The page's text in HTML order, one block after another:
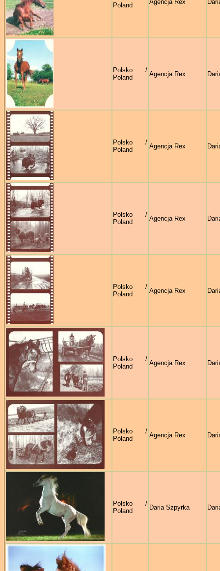
Poland
Agencja Rex
Polsko /
Poland
Agencja Rex
Polsko /
Poland
Agencja Rex
Polsko /
Poland
Agencja Rex
Polsko /
Poland
Agencja Rex
Polsko /
Poland
Agencja Rex
Polsko /
Poland
Agencja Rex
Polsko /
Poland
Daria Szpyrka